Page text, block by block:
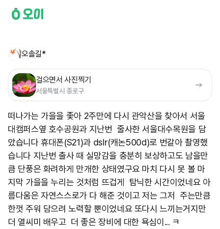
오솔길*
걸으면서 사진찍기
서울특별시 종로구
떠나가는 가을을 좇아 2주만에 다시 관악산을 찾아서 서울
대캠퍼스옆 호수공원과 지난번 줄사한 서울대수목원을 담
았습니다 휴대폰(S21)과 dslr(캐논500d)로 번갈아 촬영했
습니다 지난번 출사 때 실망감을 충분히 보상하고도 남을만
큼 단풍은 화려하게 만개한 상태였구요 마치 다시 못 볼 마
지막 가을을 누리는 것처럼 뜨겁게 탐닉한 시간이었네요 아
름다움은 자연스스로가 다 해준 것이고 저는 그저 주는만큼
한껏 주워 담으려 노력할 뿐이었네요 또다시 느끼는거지만
더 열씨미 배우고 더 좋은 장비에 대한 욕심이... ㅋ